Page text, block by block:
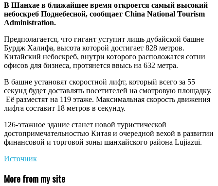
В Шанхае в ближайшее время откроется самый высокий
небоскреб Поднебесной, сообщает China National Tourism
Administration.
Предполагается, что гигант уступит лишь дубайской башне
Бурдж Халифа, высота которой достигает 828 метров.
Китайский небоскреб, внутри которого расположатся сотни
офисов для бизнеса, протянется ввысь на 632 метра.
В башне установят скоростной лифт, который всего за 55
секунд будет доставлять посетителей на смотровую площадку.
Её разместят на 119 этаже. Максимальная скорость движения
лифта составит 18 метров в секунду.
126-этажное здание станет новой туристической
достопримечательностью Китая и очередной вехой в развитии
финансовой и торговой зоны шанхайского района Lujiazui.
Источник
More from my site